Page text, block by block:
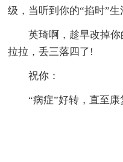
级，当听到你的“掐时”
英琦啊，趁早改掉
拉拉，丢三落四了!
祝你：
“病症”好转，直至康